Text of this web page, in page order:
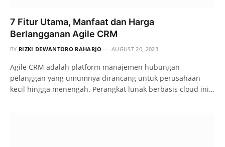
7 Fitur Utama, Manfaat dan Harga
Berlangganan Agile CRM
BY RIZKI DEWANTORO RAHARJO AUGUST 20, 2023
Agile CRM adalah platform manajemen hubungan
pelanggan yang umumnya dirancang untuk perusahaan
kecil hingga menengah. Perangkat lunak berbasis cloud ini…